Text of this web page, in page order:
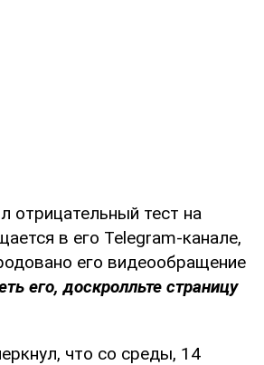
отрицательный тест на
в его Telegram-канале,
его видеообращение
его, доскролльте страницу
что со среды, 14